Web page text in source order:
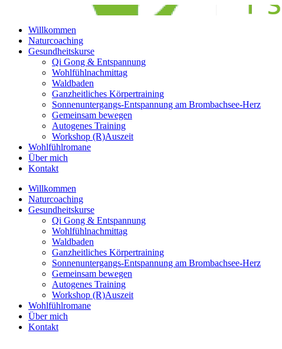
Willkommen
Naturcoaching
Gesundheitskurse
Qi Gong & Entspannung
Wohlfühlnachmittag
Waldbaden
Ganzheitliches Körpertraining
Sonnenuntergangs-Entspannung am Brombachsee-Herz
Gemeinsam bewegen
Autogenes Training
Workshop (R)Auszeit
Wohlfühlromane
Über mich
Kontakt
Willkommen
Naturcoaching
Gesundheitskurse
Qi Gong & Entspannung
Wohlfühlnachmittag
Waldbaden
Ganzheitliches Körpertraining
Sonnenuntergangs-Entspannung am Brombachsee-Herz
Gemeinsam bewegen
Autogenes Training
Workshop (R)Auszeit
Wohlfühlromane
Über mich
Kontakt